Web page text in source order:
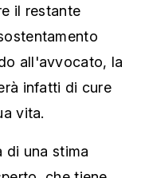
il restante
all'avvocato, la
infatti di cure
vita.
di una stima